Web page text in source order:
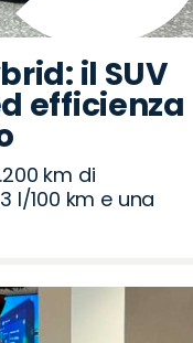
il SUV
efficienza
km di
l/100 km e una